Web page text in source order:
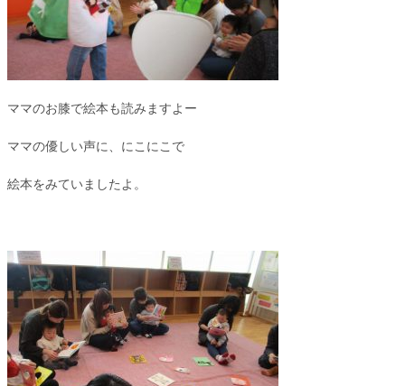
ママのお膝で絵本も読みますよー
ママの優しい声に、にこにこで
絵本をみていましたよ。